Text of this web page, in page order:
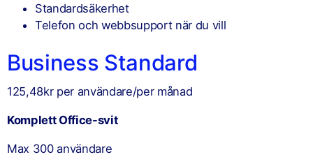
Standardsäkerhet
Telefon och webbsupport när du vill
Business Standard
125,48kr per användare/per månad
Komplett Office-svit
Max 300 användare